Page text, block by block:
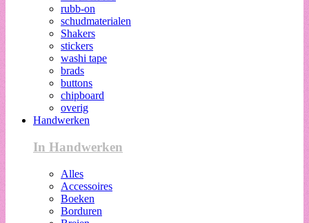
rubb-on
schudmaterialen
Shakers
stickers
washi tape
brads
buttons
chipboard
overig
Handwerken
In Handwerken
Alles
Accessoires
Boeken
Borduren